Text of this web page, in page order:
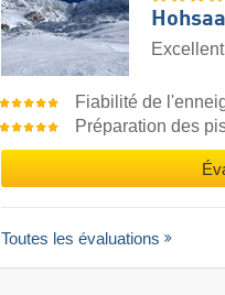
Fiabilité de
Préparation des
Toutes les évaluations